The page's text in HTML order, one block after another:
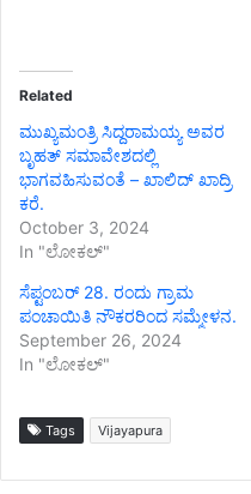
Related
ಮುಖ್ಯಮಂತ್ರಿ ಸಿದ್ದರಾಮಯ್ಯ ಅವರ
ಬೃಹತ್ ಸಮಾವೇಶದಲ್ಲಿ
ಭಾಗವಹಿಸುವಂತೆ – ಖಾಲಿದ್ ಖಾದ್ರಿ
ಕರೆ.
October 3, 2024
In "ಲೋಕಲ್"
ಸೆಪ್ಟಂಬರ್ 28. ರಂದು ಗ್ರಾಮ
ಪಂಚಾಯಿತಿ ನೌಕರರಿಂದ ಸಮ್ಮೇಳನ.
September 26, 2024
In "ಲೋಕಲ್"
Tags Vijayapura